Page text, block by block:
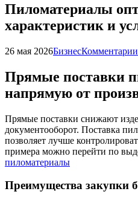
Пиломатериалы
характеристик и
26 мая 2026Бизнес
Прямые поставки
напрямую от
Прямые поставки снижают
документооборот. Поставка
позволяет лучше
примера можно перейти по
пиломатериалы
Преимущества закупки